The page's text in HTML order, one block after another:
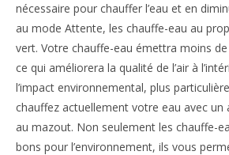
nécessaire pour chauffer l’eau et en
au mode Attente, les chauffe-eau au
vert. Votre chauffe-eau émettra moins
ce qui améliorera la qualité de l’air à
l’impact environnemental, plus
chauffez actuellement votre eau avec un
au mazout. Non seulement les chauffe-
bons pour l’environnement, ils vous